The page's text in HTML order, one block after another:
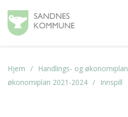
Hjem Handlings- og økonomiplan
økonomiplan 2021-2024
Innspill